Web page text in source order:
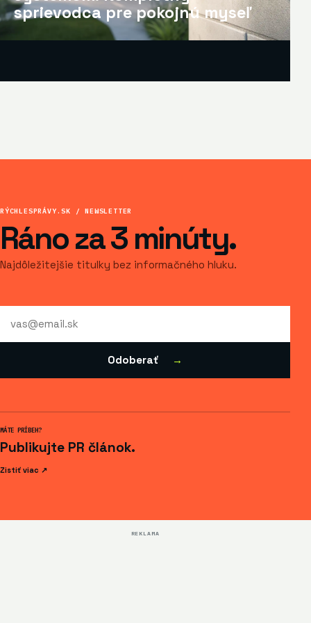
sprievodca pre pokojnú myseľ
RÝCHLESPRÁVY.SK / NEWSLETTER
Ráno za 3 minúty.
Najdôležitejšie titulky bez informačného hluku.
mail
Odoberať →
MÁTE PRÍBEH?
Publikujte PR článok.
Zistiť viac ↗
REKLAMA